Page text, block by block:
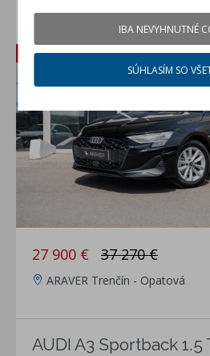
Audi A3 Sportback 1.5
Zľava: 9 370 €
27 900 € 37 270 €
ARAVER Trenčín - Opatová
AUDI A3 Sportback 1.5
IBA NEVYHNUTNÉ
SÚHLASÍM SO